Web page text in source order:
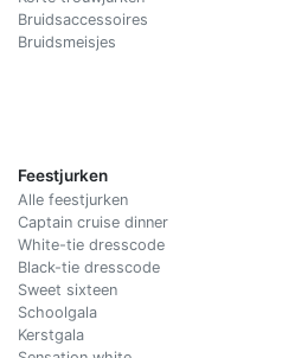
Bruidsaccessoires
Bruidsmeisjes
Feestjurken
Alle feestjurken
Captain cruise dinner
White-tie dresscode
Black-tie dresscode
Sweet sixteen
Schoolgala
Kerstgala